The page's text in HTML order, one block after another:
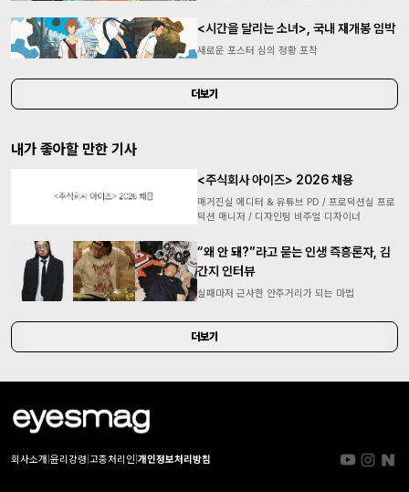
<시간을 달리는 소녀>, 국내 재개봉 임박
새로운 포스터 심의 정황 포착
더보기
내가 좋아할 만한 기사
<주식회사 아이즈> 2026 채용
매거진실 에디터 & 유튜브 PD / 프로덕션실 프로
덕션 매니저 / 디자인팀 비주얼 디자이너
“왜 안 돼?”라고 묻는 인생 즉흥론자, 김
간지 인터뷰
실패마저 근사한 안주거리가 되는 마법
더보기
회사소개 윤리강령 고충처리인 개인정보처리방침